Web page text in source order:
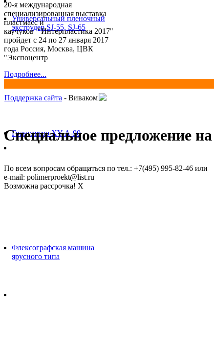
Универсальный пленочный
экструдер SJ-55, SJ-65
Гранулятор XY-A-90
Флексографская машина
ярусного типа
20-я международная
специализированная выставка
пластмасс и
каучуков "Интерпластика 2017"
пройдет с 24 по 27 января 2017
года Россия, Москва, ЦВК
"Экспоцентр
Подробнее...
Поддержка сайта - Виваком
Специальное предложение
По всем вопросам обращаться по тел.: +7(495) 995-82-46 или
e-mail: polimerproekt@list.ru
Возможна рассрочка! X